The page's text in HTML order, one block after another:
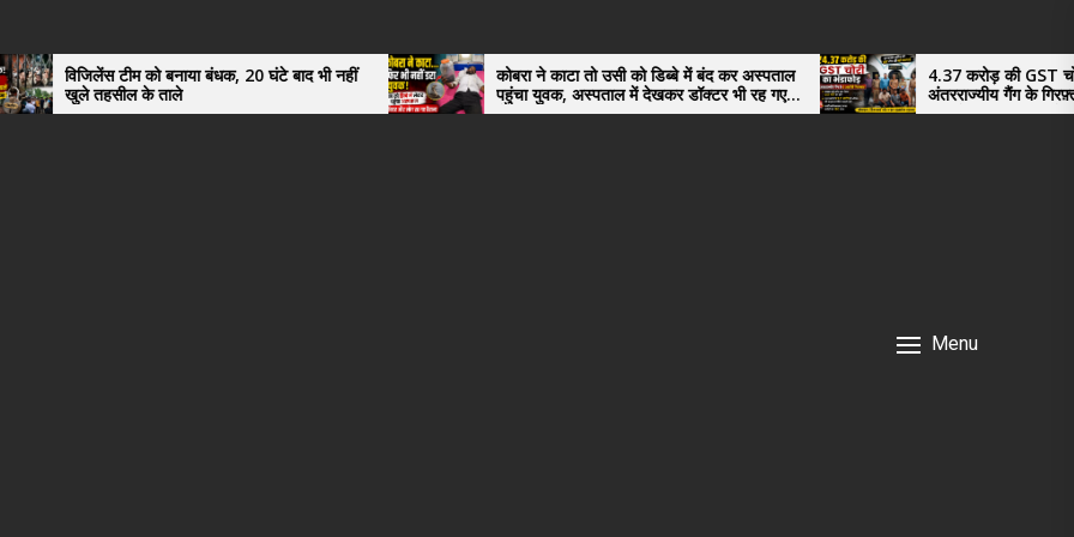
बनाया बंधक, 20 घंटे बाद भी नहीं
कोबरा ने काटा तो उसी को डिब्बे में बंद कर अस्पताल
पहुंचा युवक, अस्पताल में देखकर डॉक्टर भी रह गए
हैरान
4.37 करोड़ की GST चोरी का भंडाफोड़,
अंतरराज्यीय गैंग के गिरफ़्तार तीनो आरोपी ऊधमसिंह
नगर के, साइबर ठगी छोड़ अपनाया नया तरी
Menu